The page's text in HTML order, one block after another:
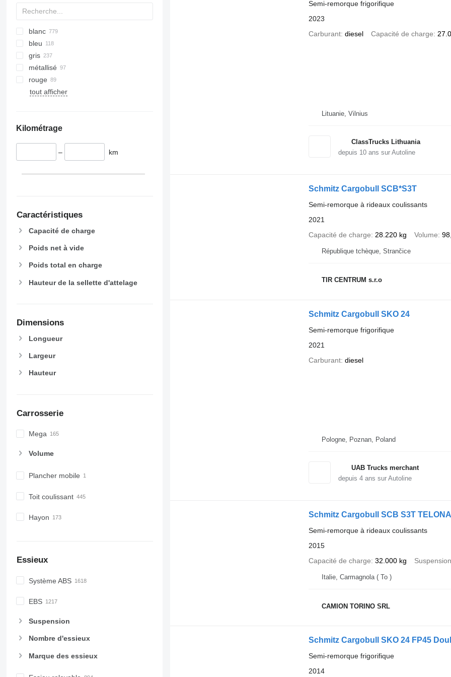
blanc
bleu
gris
métallisé
rouge
tout afficher
Kilométrage
– km
Caractéristiques
Capacité de charge
Poids net à vide
Poids total en charge
Hauteur de la sellette d'attelage
Dimensions
Longueur
Largeur
Hauteur
Carrosserie
Mega
Volume
Plancher mobile
Toit coulissant
Hayon
Essieux
Système ABS
EBS
Suspension
Nombre d'essieux
Marque des essieux
Semi-remorque frigorifique
2023
Carburant diesel Capacité de charge
Lituanie, Vilnius
ClassTrucks Lithuania
depuis 10ans sur Autoline
Schmitz Cargobull SCB*S3T
Semi-remorque à rideaux coulissants
2021
Capacité de charge
28.220 kg Volume
République tchèque, Strančice
TIR CENTRUM s.r.o
Schmitz Cargobull SKO 24
Semi-remorque frigorifique
2021
Carburant diesel
Pologne, Poznan, Poland
UAB Trucks merchant
depuis 4ans sur Autoline
Schmitz Cargobull SCB S3T
Semi-remorque à rideaux coulissants
2015
Capacité de charge 32.000 kg Suspension
Italie, Carmagnola ( To )
CAMION TORINO SRL
Schmitz Cargobull SKO 24 FP45
Semi-remorque frigorifique
2014